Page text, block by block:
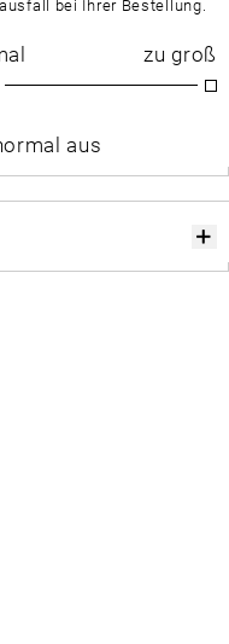
bei Ihrer Bestellung.
zu groß
aus